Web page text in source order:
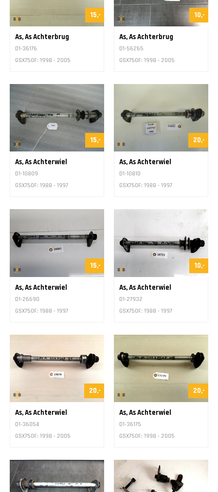
15,-
As, As Achterbrug
D1-36176
GSX750F: 1998 - 2005
10,-
As, As Achterbrug
D1-56265
GSX750F: 1998 - 2005
15,-
As, As Achterwiel
D1-10809
GSX750F: 1988 - 1997
20,-
As, As Achterwiel
D1-10810
GSX750F: 1988 - 1997
15,-
As, As Achterwiel
D1-26690
GSX750F: 1988 - 1997
10,-
As, As Achterwiel
D1-27932
GSX750F: 1988 - 1997
20,-
As, As Achterwiel
D1-36054
GSX750F: 1998 - 2005
20,-
As, As Achterwiel
D1-36175
GSX750F: 1998 - 2005